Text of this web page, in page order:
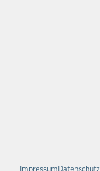
ImpressumDatenschutz